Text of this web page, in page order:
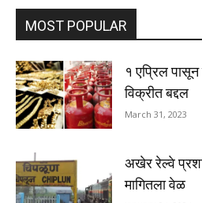
MOST POPULAR
१ एप्रिल
विक्रीत बद्दल
March 31, 2023
अखेर रेल्वे
मागितला वेळ